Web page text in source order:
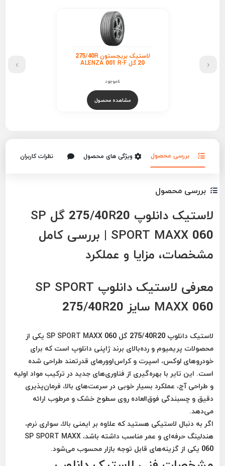
لاستیک بریجستون 275/40R
20 گل ALENZA 001 R-F
ناموجود
مشاهده محصول
‹
›
بررسی محصول ویژگی های محصول نظرات کاربران
بررسی محصول
لاستیک دانلوپ 275/40R20 گل SP
SPORT MAXX 060 | بررسی کامل
مشخصات، مزایا و عملکرد
معرفی لاستیک دانلوپ SP SPORT
MAXX 060 سایز 275/40R20
لاستیک دانلوپ 275/40R20 گل SP SPORT MAXX 060 یکی از
محصولات پریمیوم و رده‌بالای برند ژاپنی دانلوپ است که برای
خودروهای لوکس، اسپرت و کراس‌اوورهای قدرتمند طراحی شده
است. این تایر با بهره‌گیری از فناوری‌های جدید در ترکیب مواد اولیه
و طراحی آج، عملکرد بسیار خوبی در سرعت‌های بالا، فرمان‌پذیری
دقیق و چسبندگی فوق‌العاده روی سطوح خشک و مرطوب ارائه
می‌دهد.
اگر به دنبال لاستیکی هستید که علاوه بر ایمنی بالا، سواری نرم،
هندلینگ حرفه‌ای و عمر مناسب داشته باشد، SP SPORT MAXX
060 یکی از گزینه‌های قابل توجه بازار محسوب می‌شود.